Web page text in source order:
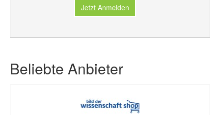
Jetzt Anmelden
Beliebte Anbieter